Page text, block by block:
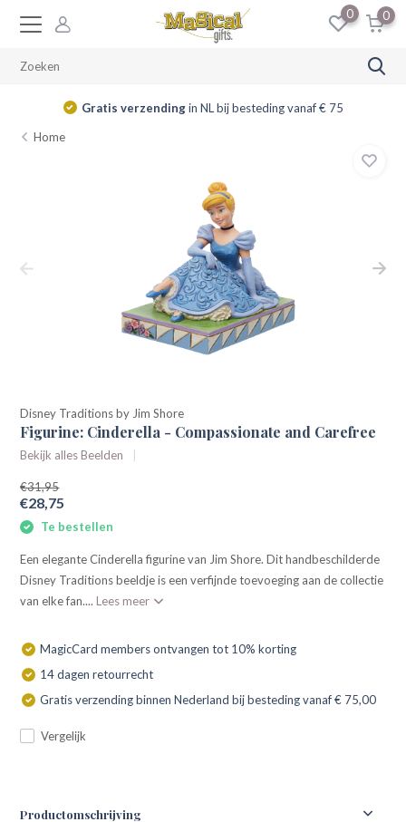
0 0
Gratis verzendingin NL bij besteding vanaf € 75
Home
Disney Traditions by Jim Shore
Figurine: Cinderella - Compassionate and Carefree
Bekijk alles Beelden
€31,95
€28,75
Te bestellen
Een elegante Cinderella figurine van Jim Shore. Dit handbeschilderde
Disney Traditions beeldje is een verfijnde toevoeging aan de collectie
van elke fan.... Lees meer
MagicCard members ontvangen tot 10% korting
14 dagen retourrecht
Gratis verzending binnen Nederland bij besteding vanaf € 75,00
Vergelijk
Productomschrijving